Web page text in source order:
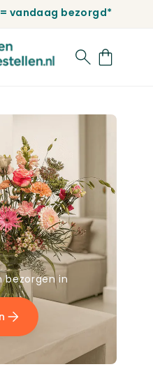
= vandaag bezorgd*
bezorgen in